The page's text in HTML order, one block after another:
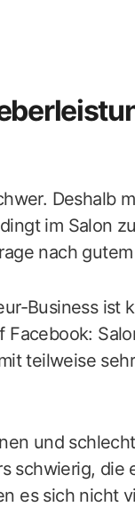
Deshalb
im Salon
nach
Business ist
Facebook:
teilweise sehr
und
schwierig,
es sich nicht